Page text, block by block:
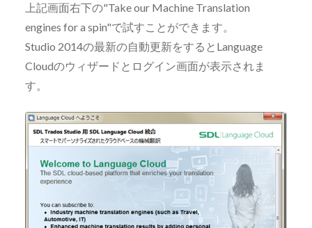
上記画面右下の"Take our Machine Translation
engines for a spin"で試すことができます。
Studio 2014の最新の自動更新をするとLanguage
Cloudのウィザードとログイン画面が表示されま
す。